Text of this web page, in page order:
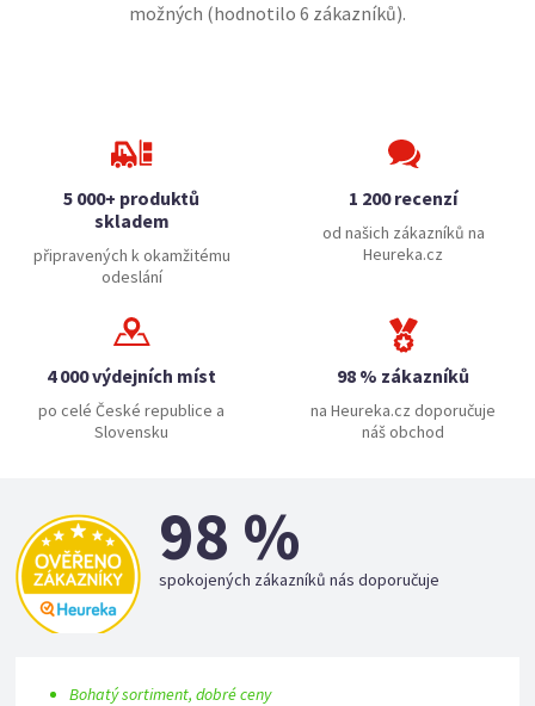
možných (hodnotilo 6 zákazníků).
5 000+ produktů
skladem
připravených k okamžitému
odeslání
1 200 recenzí
od našich zákazníků na
Heureka.cz
4 000 výdejních míst
po celé České republice a
Slovensku
98 % zákazníků
na Heureka.cz doporučuje
náš obchod
98 %
spokojených zákazníků nás doporučuje
Bohatý sortiment, dobré ceny